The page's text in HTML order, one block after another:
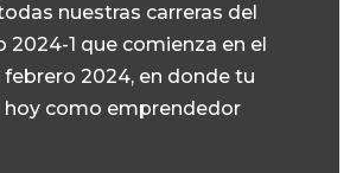
nuestras carreras del
2024-1 que comienza en el
2024, en donde tu
como emprendedor